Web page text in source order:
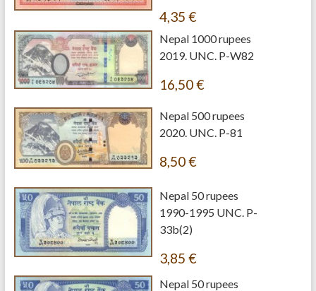
4,35 €
Nepal 1000 rupees
2019. UNC. P-W82
16,50€
Nepal 500 rupees
2020. UNC. P-81
8,50€
Nepal 50 rupees
1990-1995 UNC. P-
33b(2)
3,85 €
Nepal 50 rupees